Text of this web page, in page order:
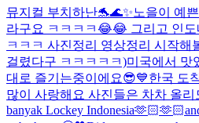
뮤지컬 부치하난🐬🌊✨노을이 예
라구요 ㅋㅋㅋㅋ😂😂 그리고 인
ㅋㅋㅋ 사진정리 영상정리 시작해
걸렸다구 ㅋㅋㅋㅋㅋ)미국에서 맛
대로 즐기는중이에요😎💙한국 도
많이 사랑해요 사진들은 차차 올
banyak Lockey